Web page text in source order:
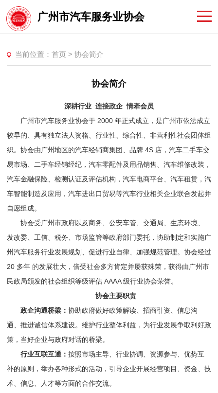
广州市汽车服务业协会
当前位置： 首页 > 协会简介
协会简介
深耕行业 连接政企 情牵会员
广州市汽车服务业协会于 2000 年正式成立，是广州市依法成立
较早的、具有独立法人资格、行业性、综合性、非营利性社会团体组
织。协会由广州地区的汽车经销商集团、品牌 4S 店，汽车二手车交
易市场、二手车经销经纪，汽车零配件及用品销售、汽车维修改装，
汽车金融保险、检测认证及评估机构，汽车电商平台、汽车租赁，汽
车智能制造及应用，汽车进出口贸易等汽车行业相关企业联合发起并
自愿组成。
协会受广州市政府以及商务、公安车管、交通局、生态环境、
发改委、工信、税务、市场监管等政府部门委托，协助制定和实施广
州汽车服务行业发展规划、促进行业自律、加强规范管理。协会经过
20 多年 的发展壮大，倍受社会多方肯定并屡获殊荣，获得由广州市
民政局颁发的社会组织等级评估 AAAA 级行业协会荣誉。
协会主要职责
政企沟通桥梁：协助政府做好政策解读、招商引资、信息沟
通、推进诚信体系建设。维护行业整体利益，为行业发展争取利好政
策，当好企业与政府对话的桥梁。
行业互联互通：按照市场主导、行业协调、资源参与、优势互
补的原则，举办各种形式的活动，引导企业开展经营项目、资金、技
术、信息、人才等方面的合作交流。